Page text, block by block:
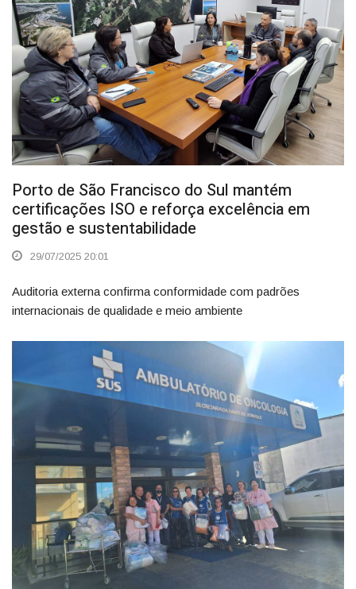
Porto de São Francisco do Sul mantém
certificações ISO e reforça excelência em
gestão e sustentabilidade
29/07/2025 20:01
Auditoria externa confirma conformidade com padrões
internacionais de qualidade e meio ambiente